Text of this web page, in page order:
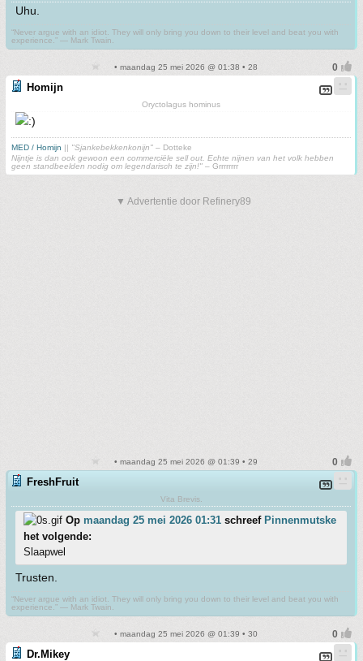
Uhu.
“Never argue with an idiot. They will only bring you down to their level and beat you with
experience.” ― Mark Twain.
• maandag 25 mei 2026 @ 01:38 • 28
Homijn
Oryctolagus hominus
MED / Homijn || "Sjankebekkenkonijn" – Dotteke
Nijntje is dan ook gewoon een commerciële sell out. Echte nijnen van het volk hebben
geen standbeelden nodig om legendarisch te zijn!" – Grrrrrrrr
▼ Advertentie door Refinery89
• maandag 25 mei 2026 @ 01:39 • 29
FreshFruit
Vita Brevis.
Op maandag 25 mei 2026 01:31 schreef Pinnenmutske
het volgende:
Slaapwel
Trusten.
“Never argue with an idiot. They will only bring you down to their level and beat you with
experience.” ― Mark Twain.
• maandag 25 mei 2026 @ 01:39 • 30
Dr.Mikey